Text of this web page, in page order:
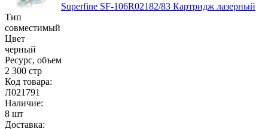
Superfine SF-106R02182/83 Картридж лазерный
Тип
совместимый
Цвет
черный
Ресурс, объем
2 300 стр
Код товара:
Л021791
Наличие:
8 шт
Доставка: